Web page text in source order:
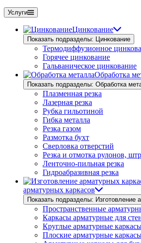
Услуги
Цинкование
Показать подразделы: Цинкование
Термодиффузионное
Горячее цинкование
Гальваническое цинкование
Обработка
Показать подразделы: Обработка
Плазменная резка
Лазерная резка
Рубка гильотиной
Гибка металла
Резка газом
Размотка бухт
Сверловка отверстий
Резка и отмотка рулонов,
Ленточно-пильная резка
Гидроабразивная резка
арматурных каркасов
Показать подразделы: Изготовление
Пространственные
Каркасы арматурные для
Круглые арматурные
Плоские арматурные